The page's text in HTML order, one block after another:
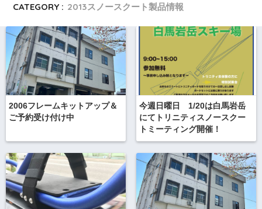
CATEGORY : 2013スノースクート製品情報
2006フレームキットアップ＆
ご予約受け付け中
今週日曜日 1/20は白馬岩岳
にてトリニティスノースクー
トミーティング開催！